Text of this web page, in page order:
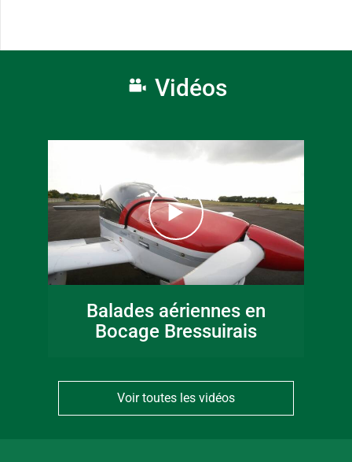
Vidéos
Balades aériennes en
Bocage Bressuirais
Voir toutes les vidéos